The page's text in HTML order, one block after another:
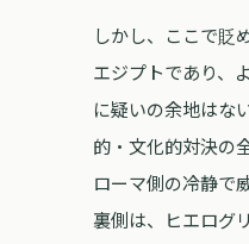
しかし、ここで貶
エジプトであり、
に疑いの余地はな
的・文化的対決の
ローマ側の冷静で
裏側は、ヒエログ